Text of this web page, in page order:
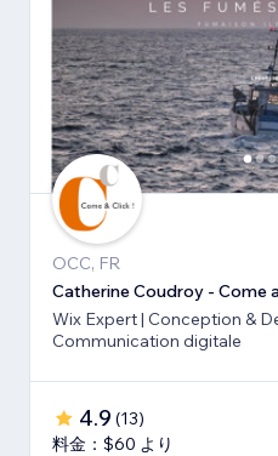
OCC, FR
Catherine Coudroy - Come
Wix Expert | Conception &
Communication digitale
4.9 (13)
料金：$60 より